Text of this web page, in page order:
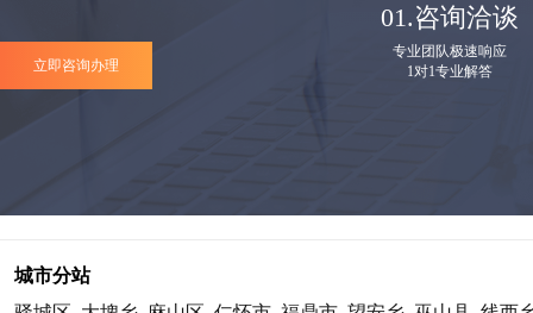
立即咨询办理
01.咨询洽谈
专业团队极速响应
1对1专业解答
城市分站